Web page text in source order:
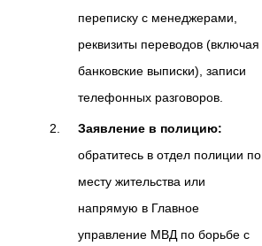
переписку с менеджерами,
реквизиты переводов (включая
банковские выписки), записи
телефонных разговоров.
Заявление в полицию:
обратитесь в отдел полиции по
месту жительства или
напрямую в Главное
управление МВД по борьбе с